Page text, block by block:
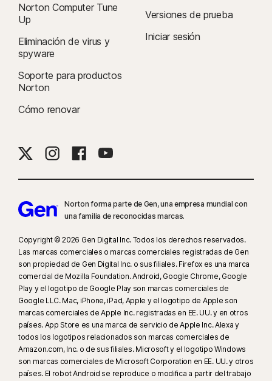
Norton Computer Tune
Up
Eliminación de virus y
spyware
Soporte para productos
Norton
Cómo renovar
Versiones de prueba
Iniciar sesión
Norton forma parte de Gen, una empresa mundial con
una familia de reconocidas marcas.
Copyright © 2026 Gen Digital Inc. Todos los derechos reservados.
Las marcas comerciales o marcas comerciales registradas de Gen
son propiedad de Gen Digital Inc. o sus filiales. Firefox es una marca
comercial de Mozilla Foundation. Android, Google Chrome, Google
Play y el logotipo de Google Play son marcas comerciales de
Google LLC. Mac, iPhone, iPad, Apple y el logotipo de Apple son
marcas comerciales de Apple Inc. registradas en EE. UU. y en otros
países. App Store es una marca de servicio de Apple Inc. Alexa y
todos los logotipos relacionados son marcas comerciales de
Amazon.com, Inc. o de sus filiales. Microsoft y el logotipo Windows
son marcas comerciales de Microsoft Corporation en EE. UU. y otros
países. El robot Android se reproduce o modifica a partir del trabajo